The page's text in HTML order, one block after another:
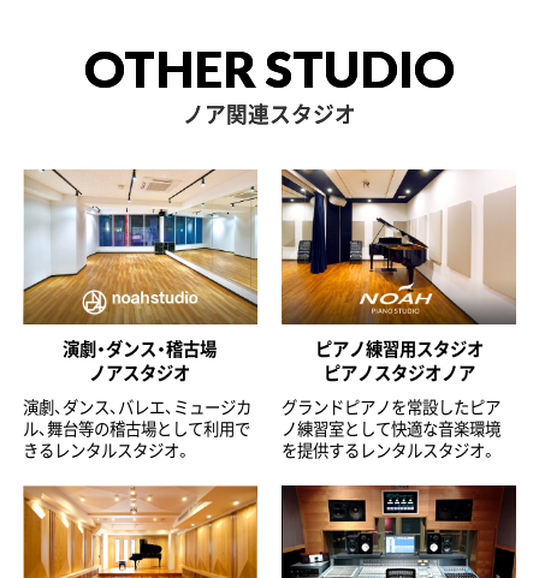
OTHER STUDIO
ノア関連スタジオ
演劇・ダンス・稽古場
ノアスタジオ
演劇、ダンス、バレエ、ミュージカ
ル、舞台等の稽古場として利用で
きるレンタルスタジオ。
ピアノ練習用スタジオ
ピアノスタジオノア
グランドピアノを常設したピア
ノ練習室として快適な音楽環境
を提供するレンタルスタジオ。